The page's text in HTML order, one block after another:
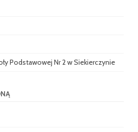
Podstawowej Nr 2 w Siekierczynie